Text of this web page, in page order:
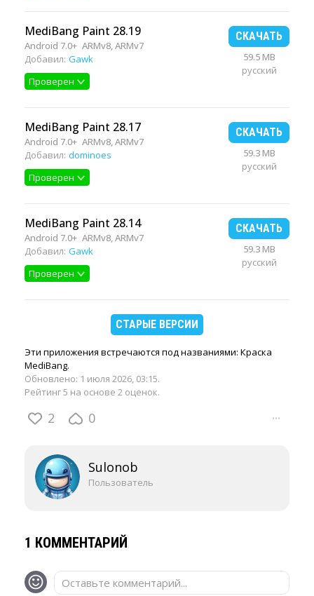
MediBang Paint 28.19
Android 7.0+ ARMv8, ARMv7
Добавил: Gawk
Проверен
СКАЧАТЬ
59.5 MB
русский
MediBang Paint 28.17
Android 7.0+ ARMv8, ARMv7
Добавил: dominoes
Проверен
СКАЧАТЬ
59.3 MB
русский
MediBang Paint 28.14
Android 7.0+ ARMv8, ARMv7
Добавил: Gawk
Проверен
СКАЧАТЬ
59.3 MB
русский
СТАРЫЕ ВЕРСИИ
Эти приложения встречаются под названиями: Краска
MediBang.
Обновлено: 1 июля 2026, 03:15.
Рейтинг 5 на основе 2 оценок.
2 0 ···
Sulonob
Пользователь
1 КОММЕНТАРИЙ
Оставьте комментарий...